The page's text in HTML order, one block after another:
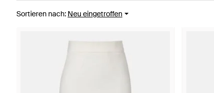
Sortieren nach: Neu eingetroffen